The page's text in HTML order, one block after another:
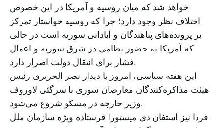
خواهد شد که میان روسیه و آمریکا در این خصوص
اختلاف نظر وجود دارد؛ چرا که روسیه خواستار تمرکز
بر پرونده‌های پناهندگان و آبادانی سوریه است در حالی
که آمریکا به حضور نظامی در شرق سوریه و اعمال
فشار برای انتقال دولت اصرار دارد.
این هفته سیاسی، امروز با دیدار نصر الحریری رئیس
هیئت مذاکره‌کنندگان معارضان سوری با سرگئی لاوروف
وزیر خارجه در مسکو شروع می‌شود.
فردا نیز استفان دی میستورا فرستاده ویژه سازمان ملل